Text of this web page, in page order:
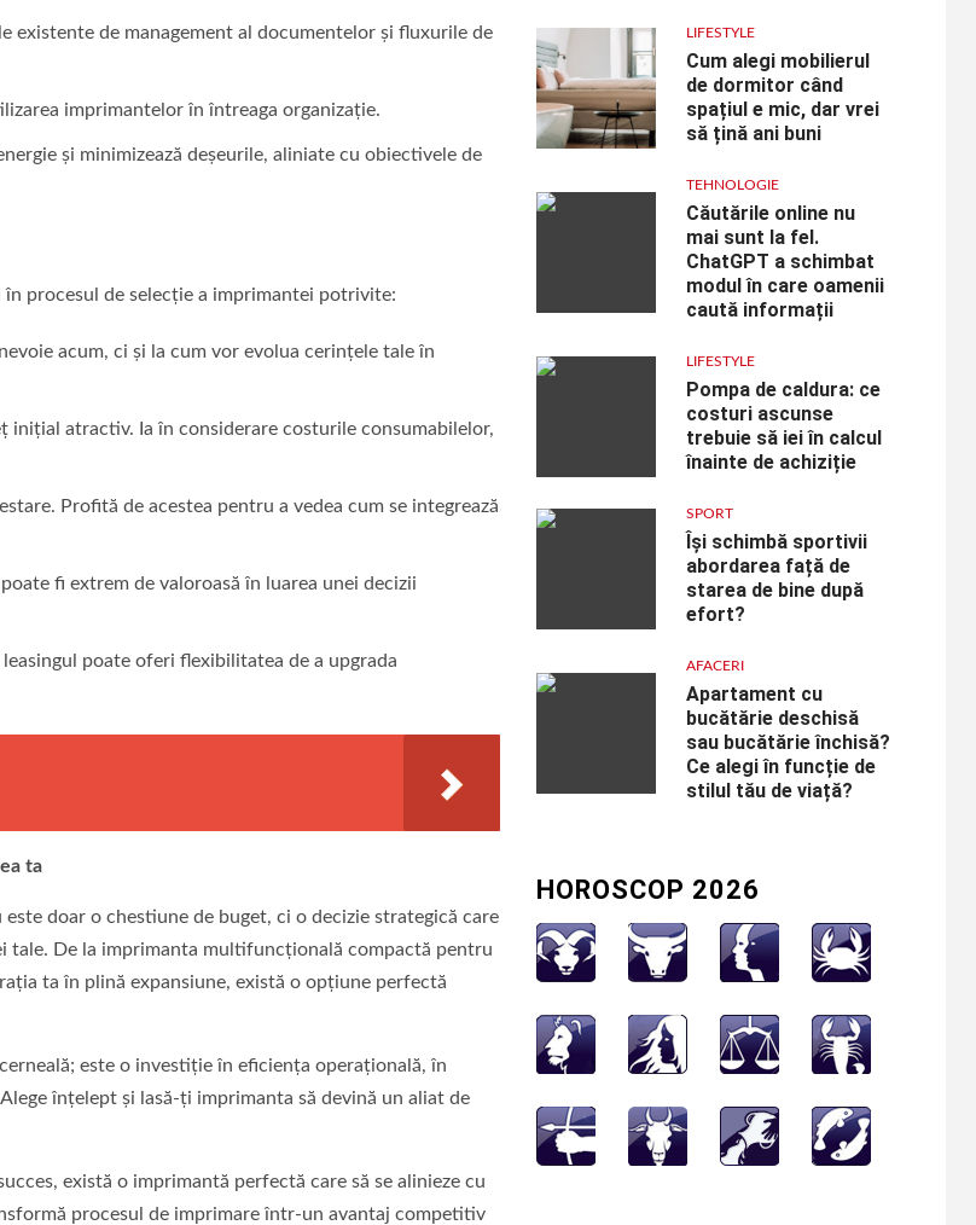
existente de management al documentelor și fluxurile de
imprimantelor în întreaga organizație.
și minimizează deșeurile, aliniate cu obiectivele de
procesul de selecție a imprimantei potrivite:
acum, ci și la cum vor evolua cerințele tale în
atractiv. Ia în considerare costurile consumabilelor,
Profită de acestea pentru a vedea cum se integrează
fi extrem de valoroasă în luarea unei decizii
poate oferi flexibilitatea de a upgrada
ta
doar o chestiune de buget, ci o decizie strategică care
tale. De la imprimanta multifuncțională compactă pentru
ta în plină expansiune, există o opțiune perfectă
este o investiție în eficiența operațională, în
înțelept și lasă-ți imprimanta să devină un aliat de
există o imprimantă perfectă care să se alinieze cu
procesul de imprimare într-un avantaj competitiv
LIFESTYLE
Cum alegi mobilierul
de dormitor când
spațiul e mic, dar vrei
să țină ani buni
TEHNOLOGIE
Căutările online nu
mai sunt la fel.
ChatGPT a schimbat
modul în care oamenii
caută informații
LIFESTYLE
Pompa de caldura: ce
costuri ascunse
trebuie să iei în calcul
înainte de achiziție
SPORT
Își schimbă sportivii
abordarea față de
starea de bine după
efort?
AFACERI
Apartament cu
bucătărie deschisă
sau bucătărie închisă?
Ce alegi în funcție de
stilul tău de viață?
HOROSCOP 2026